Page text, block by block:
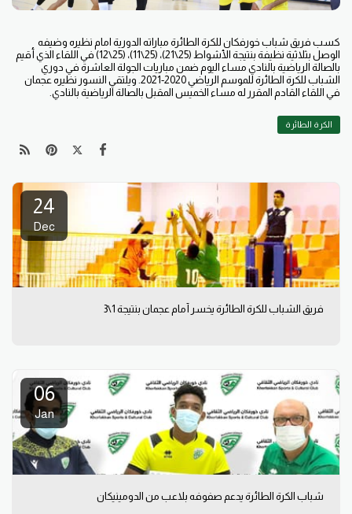
كسب فريق شباب خورفكان للكرة الطائرة مباراته الدورية امام نظيره وضيفه
الوصل بثلاثية نظيفة بنتيجة الأشواط (25\21)، (25\11)، (25\12) في اللقاء الذي أقيم
بالصالة الرياضية بالنادي مساء اليوم ضمن مباريات الجولة العاشرة في دوري
الشباب للكرة الطائرة للموسم الرياضي 2020-2021. ويلتقي النسور نظيره عجمان
في اللقاء القادم المقرر له مساء الخميس المقبل بالصالة الرياضية بالنادي.
الكرة الطائرة
24
Dec
فريق الشباب للكرة الطائرة يخسر أمام عجمان بنتيجة 1\3
06
Jan
شباب الكرة الطائرة يدعم صفوفه بلاعب من الدومينيكان